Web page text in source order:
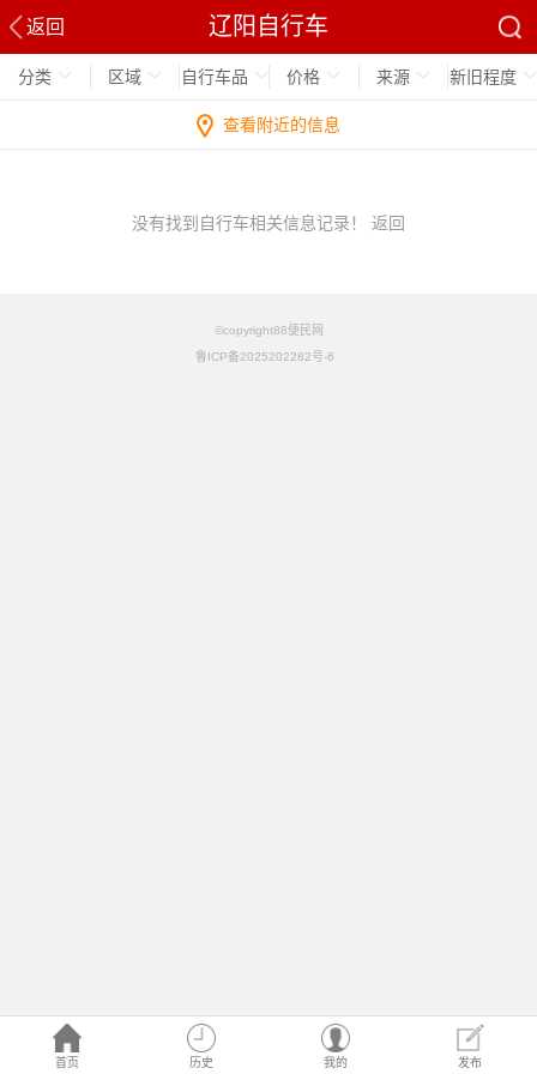
返回 辽阳自行车
首页 历史 我的 发布
分类 区域 自行车品 价格 来源 新旧程度
查看附近的信息
没有找到自行车相关信息记录！ 返回
©copyright88便民网
鲁ICP备2025202282号-6